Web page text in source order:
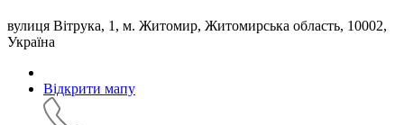
вулиця Вітрука, 1, м. Житомир, Житомирська область, 10002,
Україна
Відкрити мапу